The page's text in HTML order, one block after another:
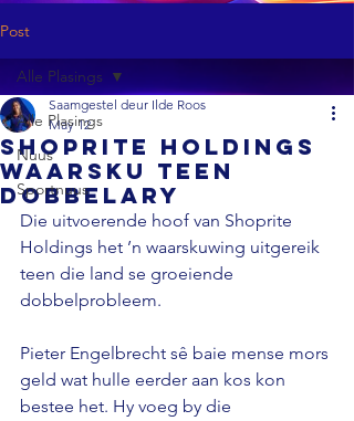
Post
Alle Plasings
Nuus
Sportnuus
Alle Plasings
Shoprite Holdings
waarsku teen
dobbelary
Saamgestel deur Ilde Roos
May 12
Die uitvoerende hoof van Shoprite
Holdings het ’n waarskuwing uitgereik
teen die land se groeiende
dobbelprobleem.
Pieter Engelbrecht sê baie mense mors
geld wat hulle eerder aan kos kon
bestee het. Hy voeg by die